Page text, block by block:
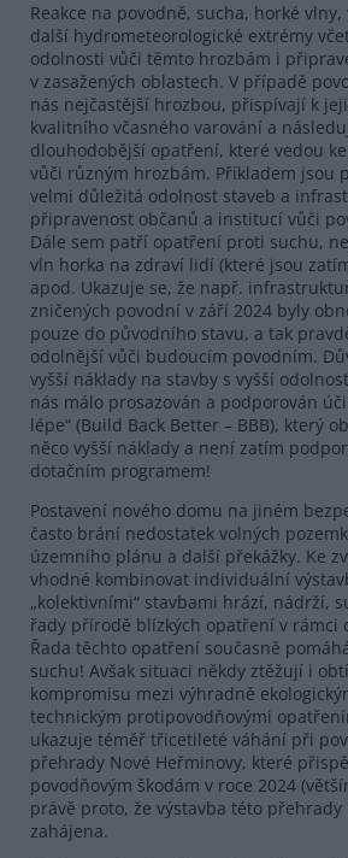
Reakce na povodně, sucha, horké
další hydrometeorologické extrémy
odolnosti vůči těmto hrozbám i
v zasažených oblastech. V případě
nás nejčastější hrozbou, přispívají k
kvalitního včasného varování a
dlouhodobější opatření, které vedou
vůči různým hrozbám. Příkladem jsou
velmi důležitá odolnost staveb a
připravenost občanů a institucí vůči
Dále sem patří opatření proti suchu,
vln horka na zdraví lidí (které jsou
apod. Ukazuje se, že např.
zničených povodní v září 2024 byly
pouze do původního stavu, a tak
odolnější vůči budoucím povodním.
vyšší náklady na stavby s vyšší
nás málo prosazován a podporován
lépe“ (Build Back Better – BBB), který
něco vyšší náklady a není zatím
dotačním programem!
Postavení nového domu na jiném
často brání nedostatek volných
územního plánu a další překážky. Ke
vhodné kombinovat individuální
„kolektivními“ stavbami hrází, nádrží,
řady přírodě blízkých opatření v rámci
Řada těchto opatření současně
suchu! Avšak situaci někdy ztěžují i
kompromisu mezi výhradně
technickým protipovodňovými
ukazuje téměř třicetileté váhání při
přehrady Nové Heřminovy, které
povodňovým škodám v roce 2024
právě proto, že výstavba této
zahájena.